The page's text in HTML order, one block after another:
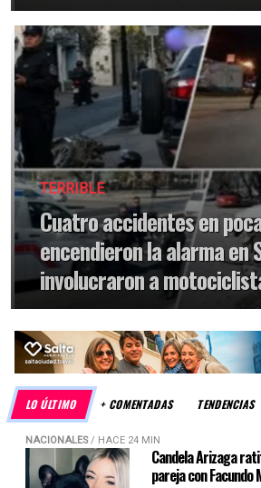
TERRIBLE
Cuatro accidentes en
encendieron la alarma en
involucraron a
LO ÚLTIMO + COMENTADAS TENDENCIAS
NACIONALES/ HACE 24 MIN
Candela Arizaga
pareja con Facundo